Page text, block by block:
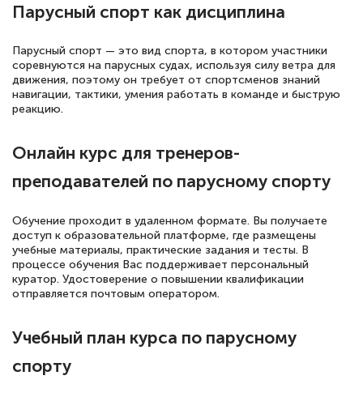
статьи. Времени на подготовку
аттестацию в школе. Спасибо!
Знаток города 2 уровня
12 марта 2026
Спасибо большое Академии! Грамотное,
вежливое сопровождение! Всё чётко и
понятно! Проходила повышение
квалификации. Ещё раз - СПАСИБО!
Парусный спорт как дисциплина
Парусный спорт — это вид спорта, в котором участники
соревнуются на парусных судах, используя силу ветра для
движения, поэтому он требует от спортсменов знаний
навигации, тактики, умения работать в команде и быструю
реакцию.
Онлайн курс для тренеров-
преподавателей по парусному спорту
Обучение проходит в удаленном формате. Вы получаете
доступ к образовательной платформе, где размещены
учебные материалы, практические задания и тесты. В
процессе обучения Вас поддерживает персональный
куратор. Удостоверение о повышении квалификации
отправляется почтовым оператором.
Учебный план курса по парусному
спорту